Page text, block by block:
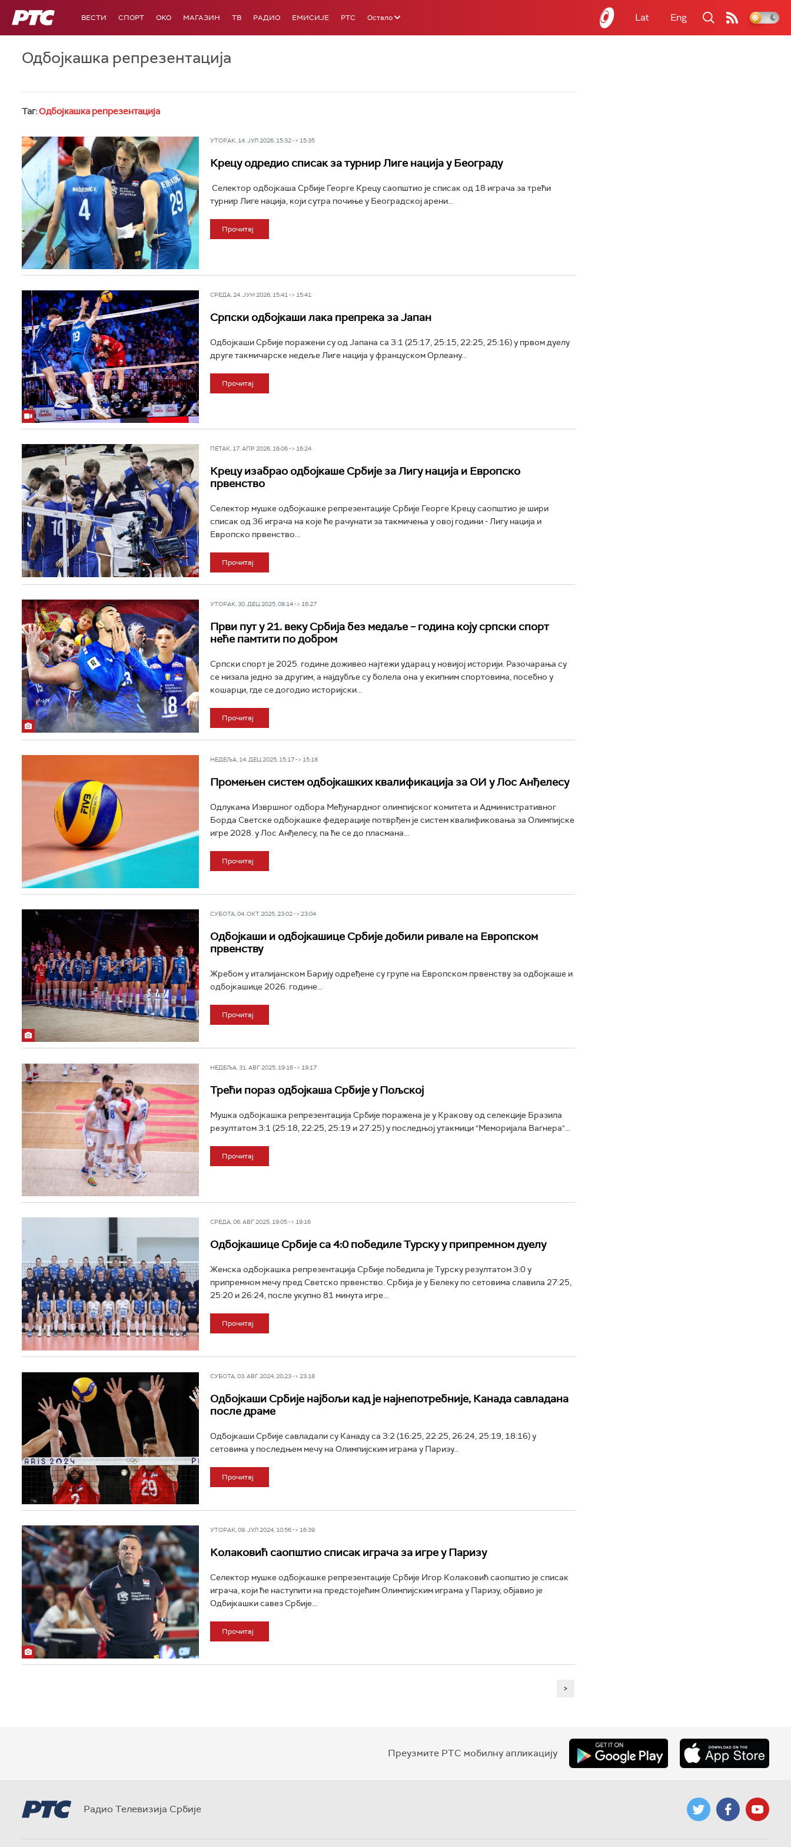
РТС ВЕСТИ СПОРТ OKO МАГАЗИН ТВ РАДИО ЕМИСИЈЕ РТС Остало Lat Eng
Одбојкашка репрезентација
Таг:Одбојкашка репрезентација
УТОРАК, 14. ЈУЛ 2026, 15:32 -> 15:35
Крецу одредио списак за турнир Лиге нација у Београду
Селектор одбојкаша Србије Георге Крецу саопштио је списак од 18 играча за трећи
турнир Лиге нација, који сутра почиње у Београдској арени...
Прочитај
СРЕДА, 24. ЈУН 2026, 15:41 -> 15:41
Српски одбојкаши лака препрека за Јапан
Одбојкаши Србије поражени су од Јапана са 3:1 (25:17, 25:15, 22:25, 25:16) у првом дуелу
друге такмичарске недеље Лиге нација у француском Орлеану...
Прочитај
ПЕТАК, 17. АПР 2026, 16:06 -> 16:24
Крецу изабрао одбојкаше Србије за Лигу нација и Европско
првенство
Селектор мушке одбојкашке репрезентације Србије Георге Крецу саопштио је шири
списак од 36 играча на које ће рачунати за такмичења у овој години - Лигу нација и
Европско првенство...
Прочитај
УТОРАК, 30. ДЕЦ 2025, 08:14 -> 16:27
Први пут у 21. веку Србија без медаље – година коју српски спорт
неће памтити по добром
Српски спорт је 2025. године доживео најтежи ударац у новијој историји. Разочарања су
се низала једно за другим, а најдубље су болела она у екипним спортовима, посебно у
кошарци, где се догодио историјски...
Прочитај
НЕДЕЉА, 14. ДЕЦ 2025, 15:17 -> 15:18
Промењен систем одбојкашких квалификација за ОИ у Лос Анђелесу
Одлукама Извршног одбора Међунардног олимпијског комитета и Административног
Борда Светске одбојкашке федерације потврђен је систем квалификовања за Олимпијске
игре 2028. у Лос Анђелесу, па ће се до пласмана...
Прочитај
СУБОТА, 04. ОКТ 2025, 23:02 -> 23:04
Одбојкаши и одбојкашице Србије добили ривале на Европском
првенству
Жребом у италијанском Барију одређене су групе на Европском првенству за одбојкаше и
одбојкашице 2026. године...
Прочитај
НЕДЕЉА, 31. АВГ 2025, 19:16 -> 19:17
Трећи пораз одбојкаша Србије у Пољској
Мушка одбојкашка репрезентација Србије поражена је у Кракову од селекције Бразила
резултатом 3:1 (25:18, 22:25, 25:19 и 27:25) у последњој утакмици "Меморијала Вагнера"...
Прочитај
СРЕДА, 06. АВГ 2025, 19:05 -> 19:16
Одбојкашице Србије са 4:0 победиле Турску у припремном дуелу
Женска одбојкашка репрезентација Србије победила је Турску резултатом 3:0 у
припремном мечу пред Светско првенство. Србија је у Белеку по сетовима славила 27:25,
25:20 и 26:24, после укупно 81 минута игре...
Прочитај
СУБОТА, 03. АВГ 2024, 20:23 -> 23:18
Одбојкаши Србије најбољи кад је најнепотребније, Канада савладана
после драме
Одбојкаши Србије савладали су Канаду са 3:2 (16:25, 22:25, 26:24, 25:19, 18:16) у
сетовима у последњем мечу на Олимпијским играма у Паризу...
Прочитај
УТОРАК, 09. ЈУЛ 2024, 10:56 -> 16:39
Колаковић саопштио списак играча за игре у Паризу
Селектор мушке одбојкашке репрезентације Србије Игор Колаковић саопштио је списак
играча, који ће наступити на предстојећим Олимпијским играма у Паризу, објавио је
Одбијкашки савез Србије...
Прочитај
>
Преузмите РТС мобилну апликацију
Радио Телевизија Србије